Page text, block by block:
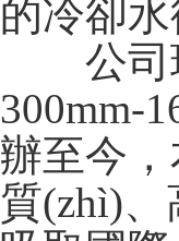
的冷卻
公司現
300mm-
辦至今，
質